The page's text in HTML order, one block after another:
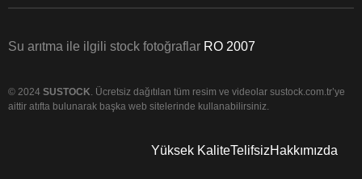
Su arıtma ile ilgili stock fotoğraflar RO 2007
© 2024 SUSTOCK. Ücretsiz dağıtılan tüm resim ve videolar sustock.com.tr’ye
aittir atıfta bulunarak başka web sitelerinde kullanabilirsiniz.
Yüksek KaliteTelifsizHakkımızda